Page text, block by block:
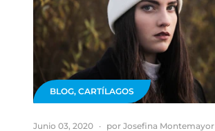
BLOG, CARTÍLAGOS
Junio 03, 2020 por Josefina Montemayor